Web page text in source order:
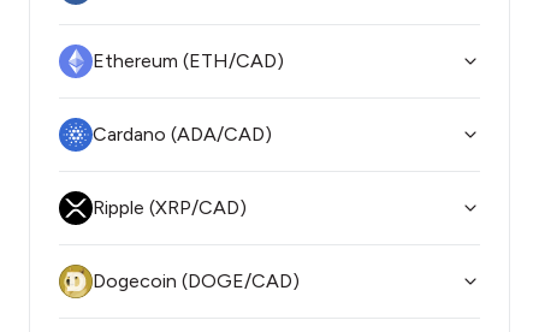
Ethereum (ETH/CAD)
Cardano (ADA/CAD)
Ripple (XRP/CAD)
Dogecoin (DOGE/CAD)